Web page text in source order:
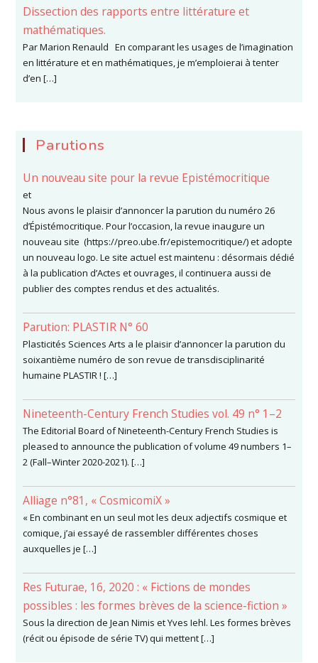
Dissection des rapports entre littérature et
mathématiques.
Par Marion Renauld En comparant les usages de l’imagination
en littérature et en mathématiques, je m’emploierai à tenter
d’en […]
Parutions
Un nouveau site pour la revue Epistémocritique
et
Nous avons le plaisir d’annoncer la parution du numéro 26
d’Épistémocritique. Pour l’occasion, la revue inaugure un
nouveau site (https://preo.ube.fr/epistemocritique/) et adopte
un nouveau logo. Le site actuel est maintenu : désormais dédié
à la publication d’Actes et ouvrages, il continuera aussi de
publier des comptes rendus et des actualités.
Parution: PLASTIR N° 60
Plasticités Sciences Arts a le plaisir d’annoncer la parution du
soixantième numéro de son revue de transdisciplinarité
humaine PLASTIR ! […]
Nineteenth-Century French Studies vol. 49 n° 1–2
The Editorial Board of Nineteenth-Century French Studies is
pleased to announce the publication of volume 49 numbers 1–
2 (Fall–Winter 2020-2021). […]
Alliage n°81, « CosmicomiX »
« En combinant en un seul mot les deux adjectifs cosmique et
comique, j’ai essayé de rassembler différentes choses
auxquelles je […]
Res Futurae, 16, 2020 : « Fictions de mondes
possibles : les formes brèves de la science-fiction »
Sous la direction de Jean Nimis et Yves Iehl. Les formes brèves
(récit ou épisode de série TV) qui mettent […]